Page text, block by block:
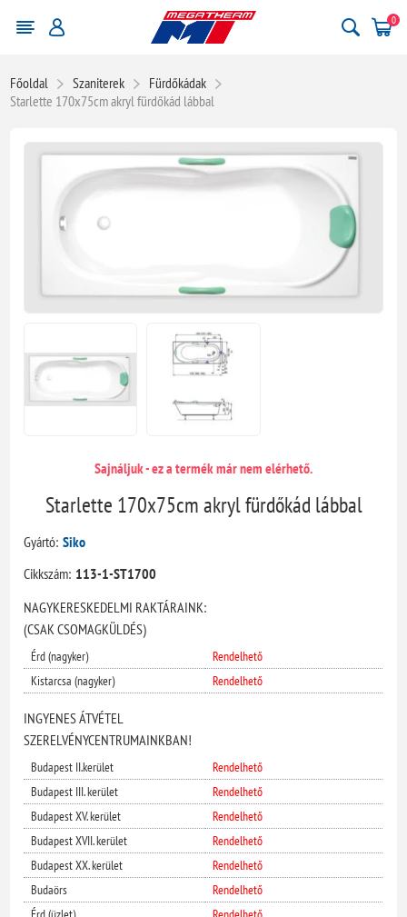
0
Főoldal Szaniterek
Fürdőkádak
Starlette 170x75cm akryl fürdőkád lábbal
Sajnáljuk - ez a termék már nem elérhető.
Starlette 170x75cm akryl fürdőkád lábbal
Gyártó: Siko
Cikkszám: 113-1-ST1700
NAGYKERESKEDELMI RAKTÁRAINK:
(CSAK CSOMAGKÜLDÉS)
Érd (nagyker)
Rendelhető
Kistarcsa (nagyker)
Rendelhető
INGYENES ÁTVÉTEL
SZERELVÉNYCENTRUMAINKBAN!
Budapest II.kerület
Rendelhető
Budapest III. kerület
Rendelhető
Budapest XV. kerület
Rendelhető
Budapest XVII. kerület
Rendelhető
Budapest XX. kerület
Rendelhető
Budaörs
Rendelhető